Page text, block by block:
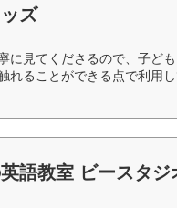
ズ
に見てくださるので、子ど
れることができる点で利用
語教室 ビースタジ